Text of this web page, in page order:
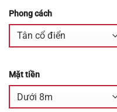
Phong cách
Mặt tiền